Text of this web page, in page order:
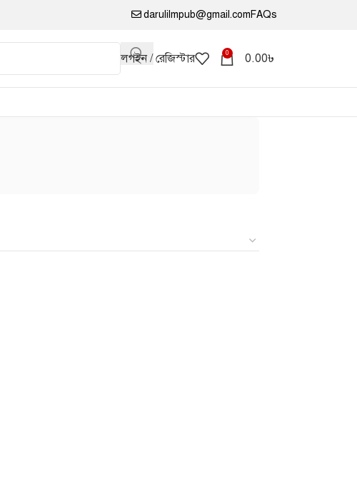
darulilmpub@gmail.comFAQs
লগইন / রেজিস্টার 0 0.00৳